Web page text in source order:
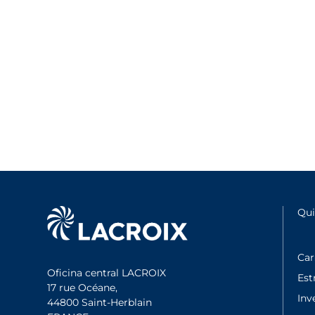
Oficina central LACROIX
17 rue Océane,
44800 Saint-Herblain